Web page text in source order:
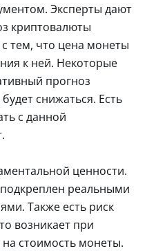
Эксперты дают
криптовалюты
тем, что цена монеты
к ней. Некоторые
прогноз
снижаться. Есть
с данной
ценности.
реальными
Также есть риск
возникает при
стоимость монеты.